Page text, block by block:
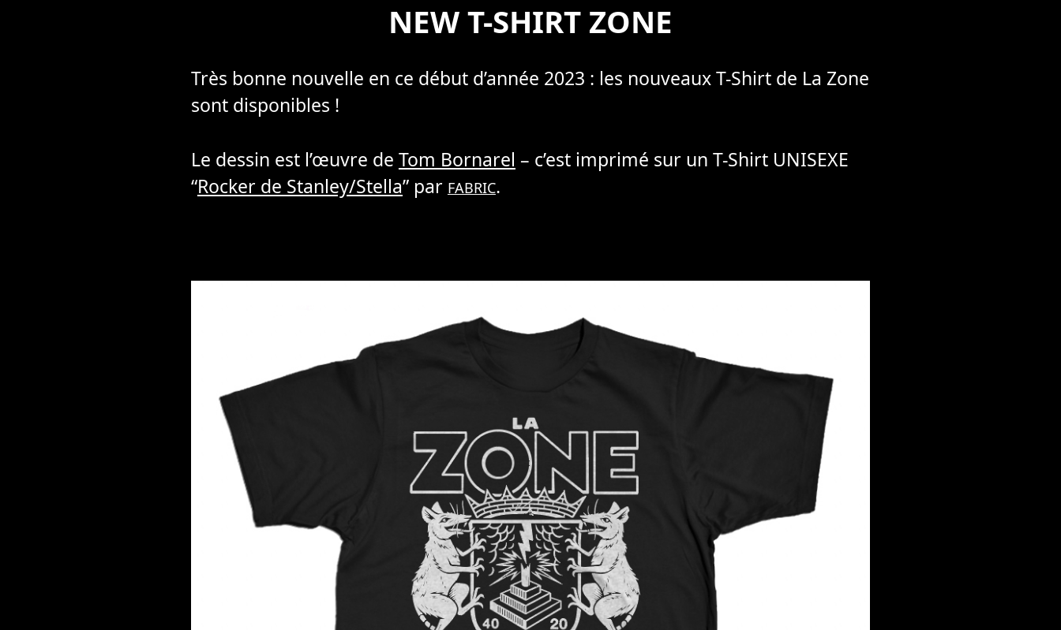
NEW T-SHIRT ZONE
Très bonne nouvelle en ce début d’année 2023 : les nouveaux T-Shirt de La Zone
sont disponibles !
Le dessin est l’œuvre de Tom Bornarel – c’est imprimé sur un T-Shirt UNISEXE
“Rocker de Stanley/Stella” par FABRIC.